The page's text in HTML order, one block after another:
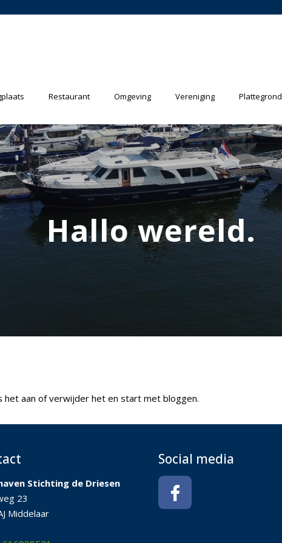
Restaurant Omgeving Vereniging Plattegrond
Hallo wereld.
het aan of verwijder het en start met bloggen.
Stichting de Driesen
23
Middelaar
Social media